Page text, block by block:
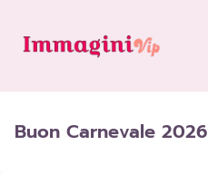
Buon Carnevale 2026